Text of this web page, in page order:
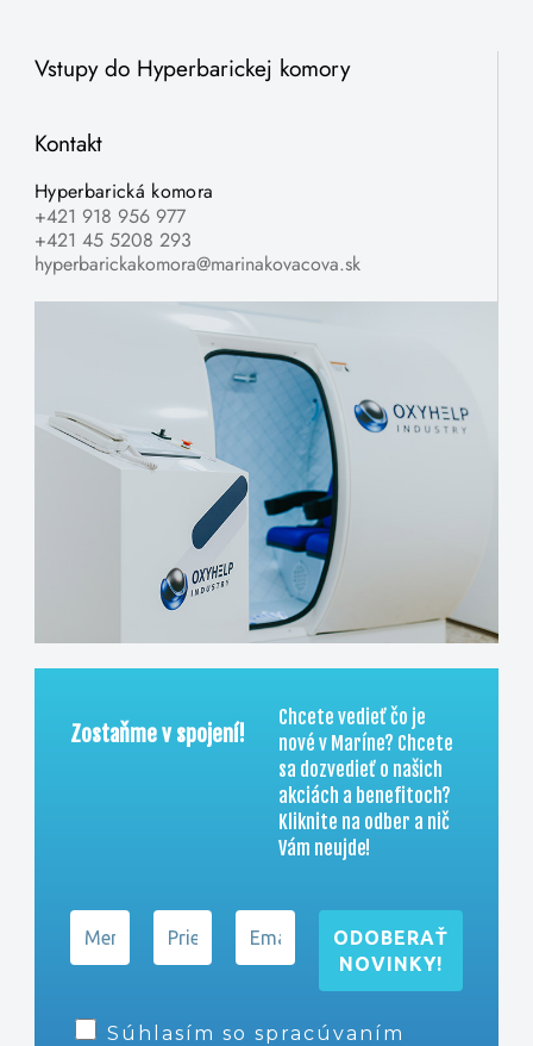
Vstupy do Hyperbarickej komory
Kontakt
Hyperbarická komora
+421 918 956 977
+421 45 5208 293
hyperbarickakomora@marinakovacova.sk
Zostaňme v spojení!
Chcete vedieť čo je
nové v Maríne? C hcete
sa dozvedieť o našich
akciách a benefitoch?
Kliknite na odber a nič
Vám neujde!
Súhlasím so spracúvaním